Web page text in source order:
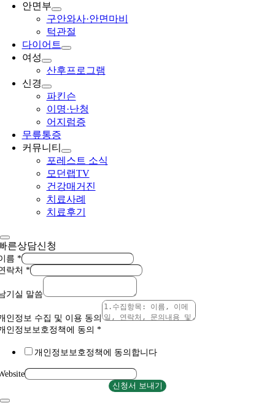
안면부
구안와사·안면마비
턱관절
다이어트
여성
산후프로그램
신경
파킨슨
이명·난청
어지럼증
무릎통증
커뮤니티
포레스트 소식
모던랩TV
건강매거진
치료사례
치료후기
른상담신청
름 *
락처 *
기실 말씀
인정보 수집 및 이용 동의
인정보보호정책에 동의 *
개인정보보호정책에 동의합니다
신청서 보내기